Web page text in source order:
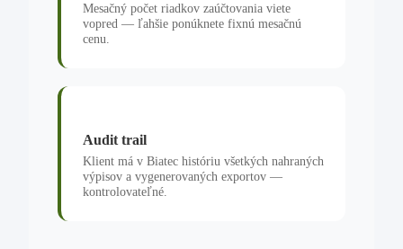
Mesačný počet riadkov zaúčtovania viete
vopred — ľahšie ponúknete fixnú mesačnú
cenu.
Audit trail
Klient má v Biatec históriu všetkých nahraných
výpisov a vygenerovaných exportov —
kontrolovateľné.